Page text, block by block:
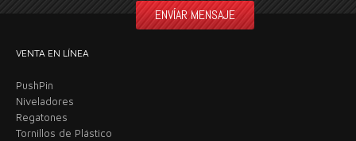
VENTA EN LÍNEA
PushPin
Niveladores
Regatones
Tornillos de Plástico